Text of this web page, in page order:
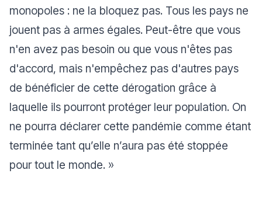
monopoles : ne la bloquez pas. Tous les pays ne
jouent pas à armes égales. Peut-être que vous
n'en avez pas besoin ou que vous n'êtes pas
d'accord, mais n'empêchez pas d'autres pays
de bénéficier de cette dérogation grâce à
laquelle ils pourront protéger leur population. On
ne pourra déclarer cette pandémie comme étant
terminée tant qu’elle n’aura pas été stoppée
pour tout le monde. »